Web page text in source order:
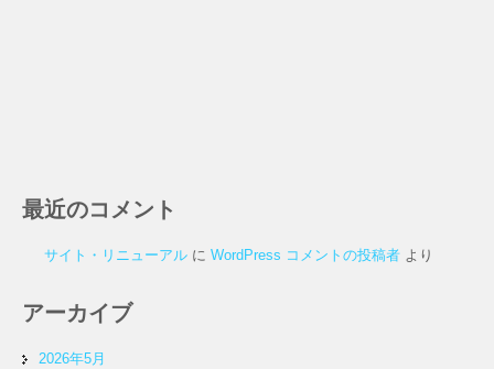
最近のコメント
サイト・リニューアル に WordPress コメントの投稿者 より
アーカイブ
2026年5月